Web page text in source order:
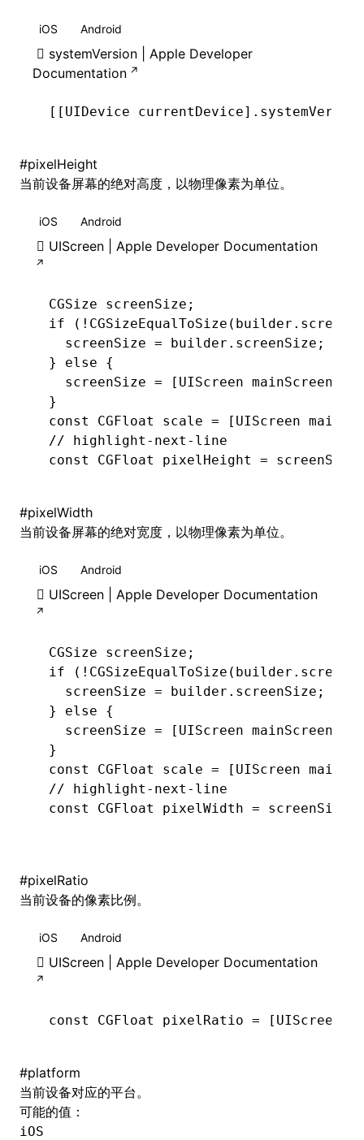
iOS Android
systemVersion | Apple Developer
Documentation
[[UIDevice currentDevice
#pixelHeight
当前设备屏幕的绝对高度，以物理像素为单位。
iOS Android
UIScreen | Apple Developer Documentation
CGSize screenSize;
if ( ! CGSizeEqualToSize
  screenSize
= builder . screenSize;
} else {
  screenSize
= [UIScreen mainScreen
}
const
CGFloat scale = [UIScreen
// highlight-next-line
const
CGFloat pixelHeight =
#pixelWidth
当前设备屏幕的绝对宽度，以物理像素为单位。
iOS Android
UIScreen | Apple Developer Documentation
CGSize screenSize;
if ( ! CGSizeEqualToSize
  screenSize
= builder . screenSize;
} else {
  screenSize
= [UIScreen mainScreen
}
const
CGFloat scale = [UIScreen
// highlight-next-line
const
CGFloat pixelWidth =
#pixelRatio
当前设备的像素比例。
iOS Android
UIScreen | Apple Developer Documentation
const CGFloat pixelRatio = [UIScreen
#platform
当前设备对应的平台。
可能的值：
iOS